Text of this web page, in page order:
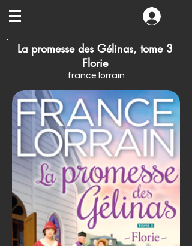
-
La promesse des Gélinas, tome 3
Florie
france lorrain